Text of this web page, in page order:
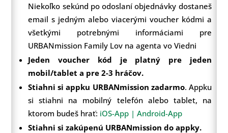
Niekoľko sekúnd po odoslaní objednávky dostaneš
email s jedným alebo viacerými voucher kódmi a
všetkými potrebnými informáciami pre
URBANmission Family Lov na agenta vo Viedni
Jeden voucher kód je platný pre jeden
mobil/tablet a pre 2-3 hráčov.
Stiahni si appku URBANmission zadarmo. Appku
si stiahni na mobilný telefón alebo tablet, na
ktorom budeš hrať: iOS-App |Android-App
Stiahni si zakúpenú URBANmission do appky.